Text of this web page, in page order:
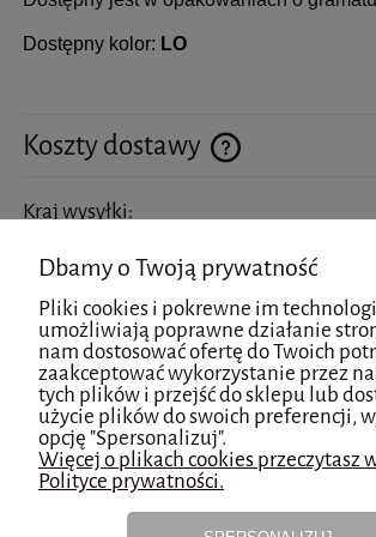
Dostępny kolor: LO
Koszty dostawy
Cena nie zawiera ewentualnych kosztów płatności
Kraj wysyłki:
InPost Kurier
InPost Paczkomat 24/7 24-48h
InPost Kurier POBRANIE
InPost Paczkomat 24/7 POBRANIE 24-
Dbamy o Twoją prywatność
Pliki cookies i pokrewne im
umożliwiają poprawne działanie
nam dostosować ofertę do Twoich
zaakceptować wykorzystanie przez
tych plików i przejść do sklepu lub
użycie plików do swoich preferencji,
opcję "Spersonalizuj".
Więcej o plikach cookies przeczytasz
Polityce prywatności.